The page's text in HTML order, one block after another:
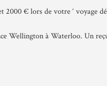
2000 € lors de votre ‘ voyage
Wellington à Waterloo. Un